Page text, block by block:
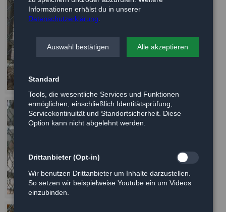
Informationen erhälst du in unserer
Datenschutzerklärung
Auswahl bestätigen Alle akzeptieren
Standard
Tools, die wesentliche Services und Funktionen
ermöglichen, einschließlich Identitätsprüfung,
Servicekontinuität und Standortsicherheit. Diese
Option kann nicht abgelehnt werden.
Drittanbieter (Opt-in)
Wir benutzen Drittanbieter um Inhalte darzustellen.
So setzen wir beispielweise Youtube ein um Videos
einzubinden.